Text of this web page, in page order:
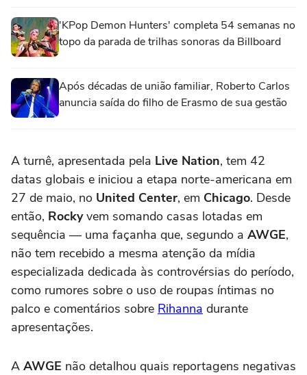
'KPop Demon Hunters' completa 54 semanas no
topo da parada de trilhas sonoras da Billboard
Após décadas de união familiar, Roberto Carlos
anuncia saída do filho de Erasmo de sua gestão
A turnê, apresentada pela Live Nation, tem 42
datas globais e iniciou a etapa norte-americana em
27 de maio, no United Center, em Chicago. Desde
então, Rockyvem somando casas lotadas em
sequência — uma façanha que, segundo a AWGE,
não tem recebido a mesma atenção da mídia
especializada dedicada às controvérsias do período,
como rumores sobre o uso de roupas íntimas no
palco e comentários sobre Rihanna durante
apresentações.
A AWGE não detalhou quais reportagens negativas